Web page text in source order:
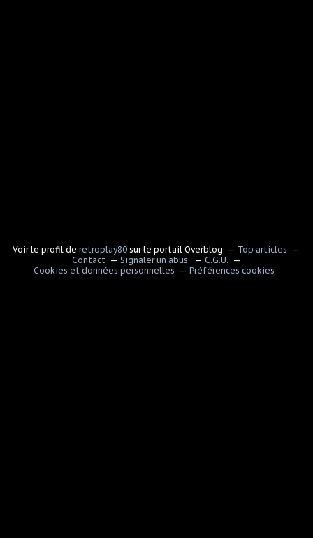
Voir le profil deretroplay80 sur le portail Overblog
Top articles
Contact
Signaler un abus
C.G.U.
Cookies et données personnelles
Préférences cookies